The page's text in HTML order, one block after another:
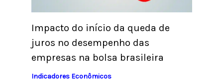
Impacto do início da queda de
juros no desempenho das
empresas na bolsa brasileira
Indicadores Econômicos